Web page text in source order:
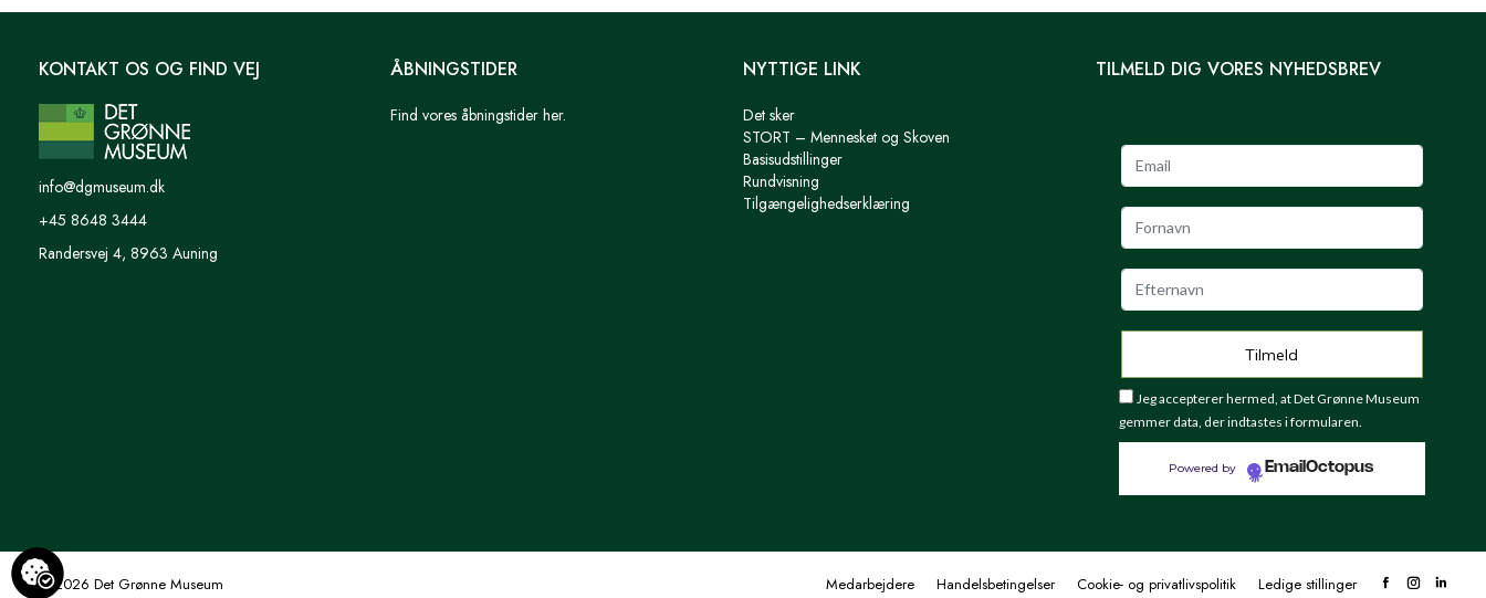
KONTAKT OS OG FIND VEJ
info@dgmuseum.dk
+45 8648 3444
Randersvej 4, 8963 Auning
ÅBNINGSTIDER
Find vores åbningstider her.
NYTTIGE LINK
Det sker
STORT – Mennesket og Skoven
Basisudstillinger
Rundvisning
Tilgængelighedserklæring
TILMELD DIG VORES NYHEDSBREV
Jeg accepterer hermed, at Det Grønne Museum
gemmer data, der indtastes i formularen.
Powered by EmailOctopus
© 2026 Det Grønne Museum Medarbejdere Handelsbetingelser Cookie- og privatlivspolitik Ledige stillinger Facebook
Instagram